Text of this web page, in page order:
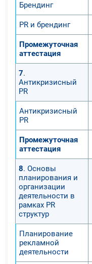
Брендинг
PR и брендинг
Промежуточная
аттестация
7.
Антикризисный
PR
Антикризисный
PR
Промежуточная
аттестация
8. Основы
планирования и
организации
деятельности в
рамках PR
структур
Планирование
рекламной
деятельности